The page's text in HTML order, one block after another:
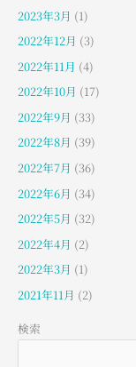
2023年3月 (1)
2022年12月 (3)
2022年11月 (4)
2022年10月 (17)
2022年9月 (33)
2022年8月 (39)
2022年7月 (36)
2022年6月 (34)
2022年5月 (32)
2022年4月 (2)
2022年3月 (1)
2021年11月 (2)
検索